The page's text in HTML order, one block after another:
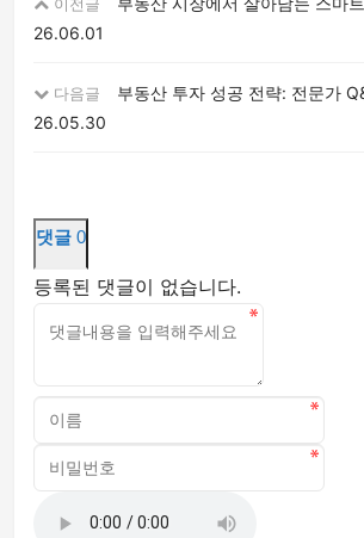
26.06.01
다음글
부동산 투자 성공 전략: 전문가
26.05.30
댓글 0
등록된 댓글이 없습니다.